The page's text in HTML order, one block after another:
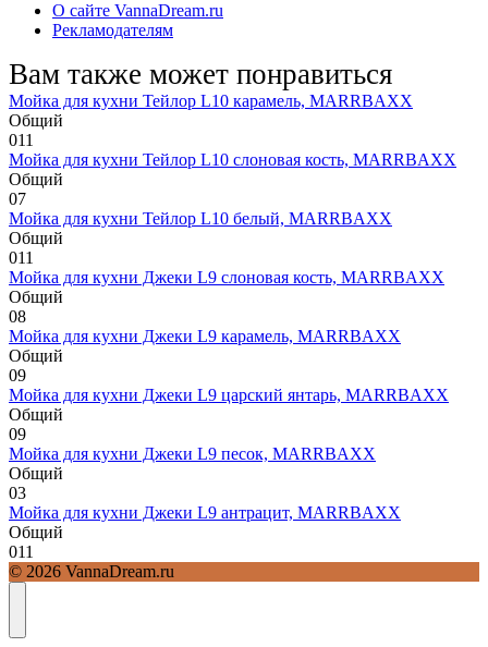
О сайте VannaDream.ru
Рекламодателям
Вам также может понравиться
Мойка для кухни Тейлор L10 карамель, MARRBAXX
Общий
011
Мойка для кухни Тейлор L10 слоновая кость, MARRBAXX
Общий
07
Мойка для кухни Тейлор L10 белый, MARRBAXX
Общий
011
Мойка для кухни Джеки L9 слоновая кость, MARRBAXX
Общий
08
Мойка для кухни Джеки L9 карамель, MARRBAXX
Общий
09
Мойка для кухни Джеки L9 царский янтарь, MARRBAXX
Общий
09
Мойка для кухни Джеки L9 песок, MARRBAXX
Общий
03
Мойка для кухни Джеки L9 антрацит, MARRBAXX
Общий
011
© 2026 VannaDream.ru